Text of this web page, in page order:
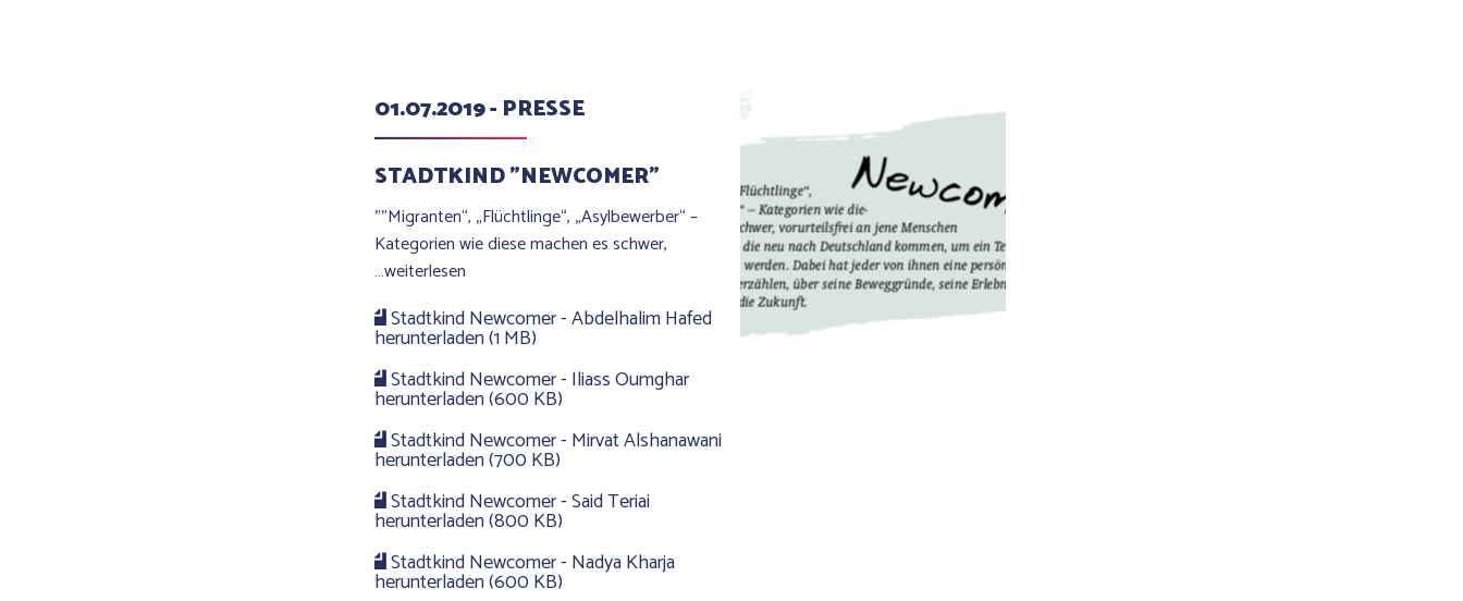
01.07.2019 - PRESSE
STADTKIND "NEWCOMER"
""Migranten“, „Flüchtlinge“, „Asylbewerber“ –
Kategorien wie diese machen es schwer,
…weiterlesen
Stadtkind Newcomer - Abdelhalim Hafed
herunterladen (1 MB)
Stadtkind Newcomer - Iliass Oumghar
herunterladen (600 KB)
Stadtkind Newcomer - Mirvat Alshanawani
herunterladen (700 KB)
Stadtkind Newcomer - Said Teriai
herunterladen (800 KB)
Stadtkind Newcomer - Nadya Kharja
herunterladen (600 KB)